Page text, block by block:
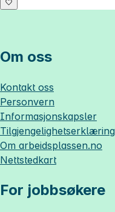
Om oss
Kontakt oss
Personvern
Informasjonskapsler
Tilgjengelighetserklæring
Om arbeidsplassen.no
Nettstedkart
For jobbsøkere